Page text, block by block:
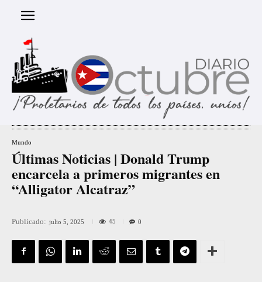
Mundo
Últimas Noticias | Donald Trump
encarcela a primeros migrantes en
“Alligator Alcatraz”
Publicado: julio 5, 2025 45 0